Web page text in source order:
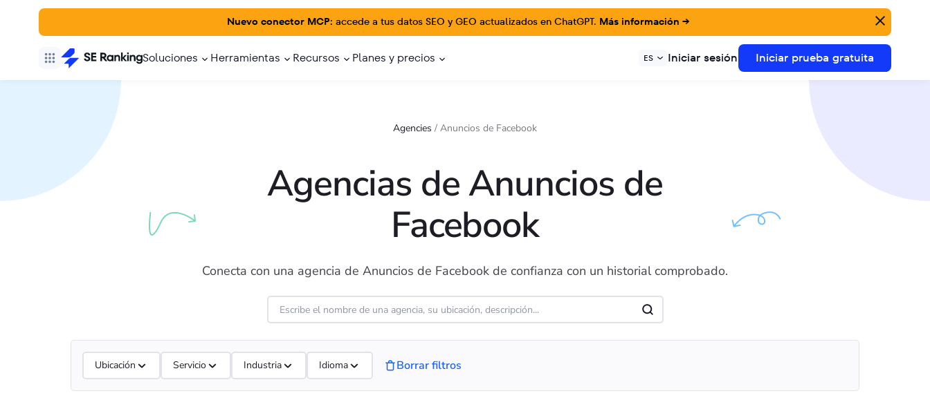
Nuevo conector MCP: accede a tus datos SEO y GEO actualizados en ChatGPT. Más información →
Soluciones Herramientas Recursos Planes y precios ES Iniciar sesión Iniciar prueba gratuita
Agencies / Anuncios de Facebook
Agencias de Anuncios de
Facebook
Conecta con una agencia de Anuncios de Facebook de confianza con un historial comprobado.
Ubicación Servicio Industria Idioma Borrar filtros